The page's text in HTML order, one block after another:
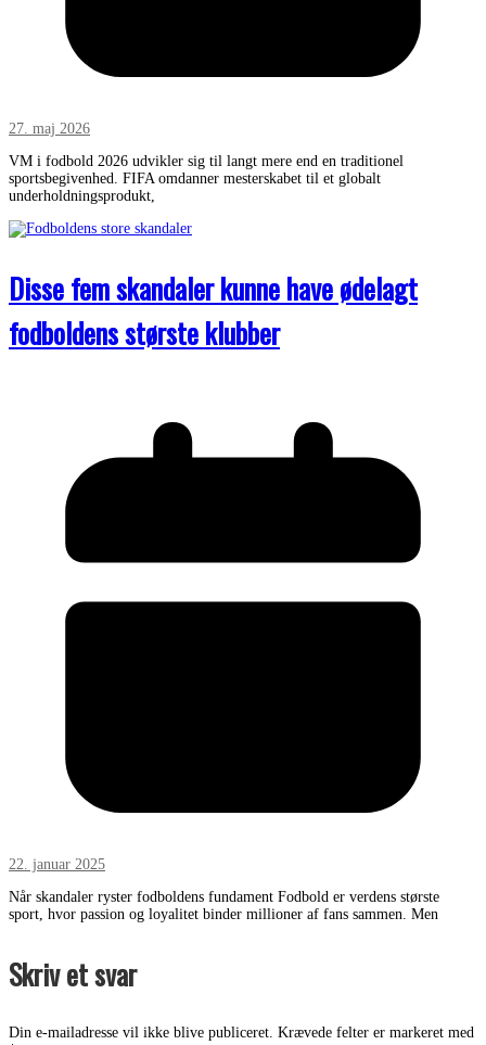
27. maj 2026
VM i fodbold 2026 udvikler sig til langt mere end en traditionel
sportsbegivenhed. FIFA omdanner mesterskabet til et globalt
underholdningsprodukt,
Disse fem skandaler kunne have ødelagt
fodboldens største klubber
22. januar 2025
Når skandaler ryster fodboldens fundament Fodbold er verdens største
sport, hvor passion og loyalitet binder millioner af fans sammen. Men
Skriv et svar
Din e-mailadresse vil ikke blive publiceret. Krævede felter er markeret med